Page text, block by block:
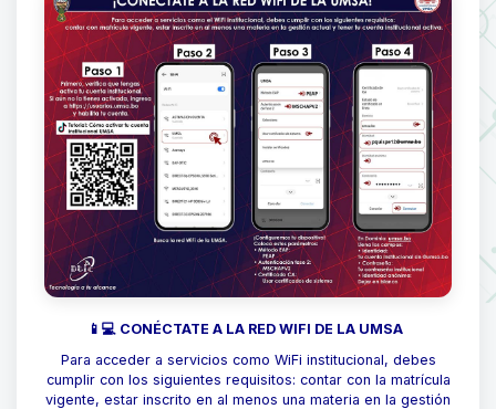
📱💻 CONÉCTATE A LA RED WIFI DE LA UMSA
Para acceder a servicios como WiFi institucional, debes
cumplir con los siguientes requisitos: contar con la matrícula
vigente, estar inscrito en al menos una materia en la gestión